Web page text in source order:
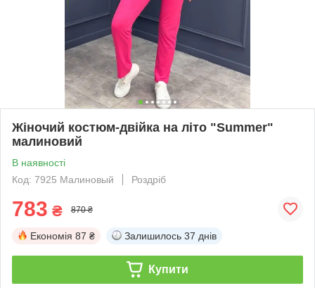
Жіночий костюм-двійка на літо "Summer"
малиновий
В наявності
Код: 7925 Малиновый
Роздріб
783 ₴ 870 ₴
Економія 87 ₴ Залишилось 37 днів
Купити